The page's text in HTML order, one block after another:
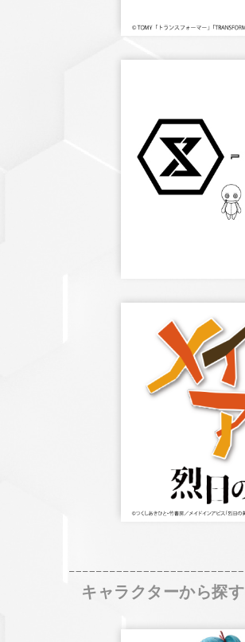
キャラクターから探す